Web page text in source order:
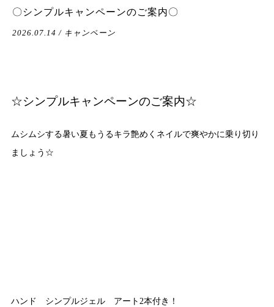
〇シンプルキャンペーンのご案内〇
2026.07.14 / キャンペーン
☆シンプルキャンペーンのご案内☆
ムシムシする暑い夏もうるキラ艶めくネイルで爽やかに乗り切り
ましょう☆
ハンド シンプルジェル アート2本付き！